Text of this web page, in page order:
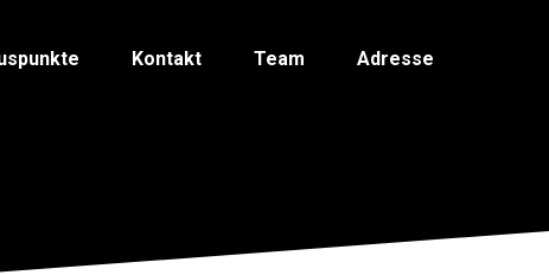
Kontakt Team Adresse